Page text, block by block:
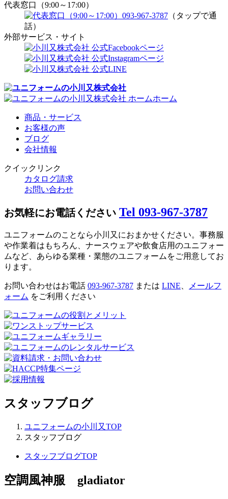
代表窓口（9:00～17:00）
093-967-3787 （タップで通
話）
外部サービス・サイト
ホーム
商品・サービス
お客様の声
ブログ
会社情報
クイックリンク
カタログ請求
お問い合わせ
お気軽にお電話ください Tel 093-967-3787
ユニフォームのことなら小川又におまかせください。事務服
や作業着はもちろん、ナースウェアや飲食店用のユニフォー
ムなど、あらゆる業種・業態のユニフォームをご用意してお
ります。
お問い合わせはお電話 093-967-3787 または LINE
メールフ
ォーム をご利用ください
スタッフブログ
ユニフォームの小川又TOP
スタッフブログ
スタッフブログTOP
空調風神服 gladiator